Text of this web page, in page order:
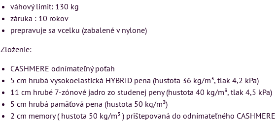
váhový limit: 130 kg
záruka : 10 rokov
prepravuje sa vcelku (zabalené v nylone)
Zloženie:
CASHMERE odnímateľný poťah
5 cm hrubá vysokoelastická HYBRID pena (hustota 36 kg/m³, tlak 4,2 kPa)
11 cm hrubé 7-zónové jadro zo studenej peny (hustota 40 kg/m³, tlak 4,5 kPa)
5 cm hrubá pamäťová pena (hustota 50 kg/m³)
2 cm memory ( hustota 50 kg/m³ ) prištepovaná do odnímateľného
DO KOŠÍKA